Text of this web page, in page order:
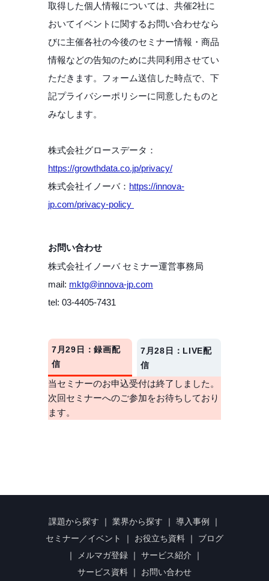
取得した個人情報については、共催2社に
おいてイベントに関するお問い合わせなら
びに主催各社の今後のセミナー情報・商品
情報などの告知のために共同利用させてい
ただきます。フォーム送信した時点で、下
記プライバシーポリシーに同意したものと
みなします。
株式会社グロースデータ：
https://growthdata.co.jp/privacy/
株式会社イノーバ： https://innova-
jp.com/privacy-policy
お問い合わせ
株式会社イノーバ セミナー運営事務局
mail: mktg@innova-jp.com
tel: 03-4405-7431
7月29日：録画配
信
7月28日：LIVE配
信
当セミナーのお申込受付は終了しました。
次回セミナーへのご参加をお待ちしており
ます。
課題から探す ｜ 業界から探す ｜ 導入事例
｜
セミナー／イベント
｜ お役立ち資料 ｜ ブログ
｜
メルマガ登録 ｜ サービス紹介 ｜
サービス資料
｜ お問い合わせ